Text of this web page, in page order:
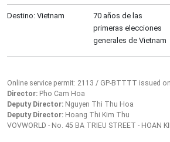
Destino: Vietnam
70 años de las
primeras elecciones
generales de Vietnam
Online service permit: 2113 / GP-BTTTT issued
Director: Pho Cam Hoa
Deputy Director: Nguyen Thi Thu Hoa
Deputy Director: Hoang Thi Kim Thu
VOVWORLD - No. 45 BA TRIEU STREET - HOAN